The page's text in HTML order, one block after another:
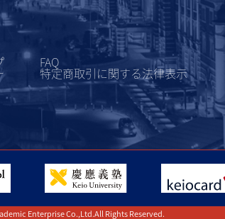
FAQ
特定商取引に関する法律表示
Enterprise Co.,Ltd.All Rights Reserved.